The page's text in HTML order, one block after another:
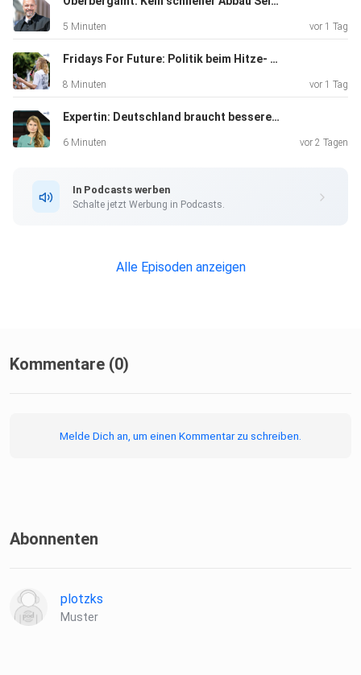
5 Minuten vor 1 Tag
Fridays For Future: Politik beim Hitze- und Klimaschutz abwesend
8 Minuten vor 1 Tag
Expertin: Deutschland braucht bessere Drohnenabwehr
6 Minuten vor 2 Tagen
In Podcasts werben
Schalte jetzt Werbung in Podcasts.
Alle Episoden anzeigen
Kommentare (0)
Melde Dich an, um einen Kommentar zu schreiben.
Abonnenten
plotzks
Muster